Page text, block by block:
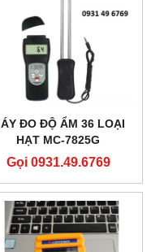
ĐO ĐỘ ẨM 36 LOẠI
HẠT MC-7825G
Gọi 0931.49.6769